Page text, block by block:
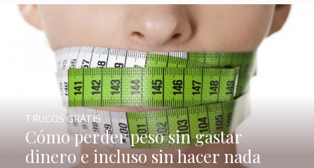
Cómo perder peso sin gastar
dinero e incluso sin hacer nada
TRUCOS GRATIS